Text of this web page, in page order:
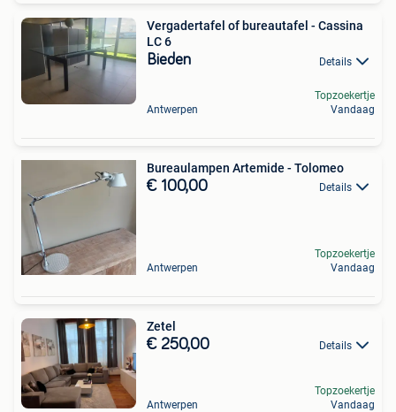
Vergadertafel of bureautafel - Cassina
LC 6
Bieden Details
Antwerpen
Topzoekertje
Vandaag
Bureaulampen Artemide - Tolomeo
€ 100,00 Details
Antwerpen
Topzoekertje
Vandaag
Zetel
€ 250,00 Details
Antwerpen
Topzoekertje
Vandaag